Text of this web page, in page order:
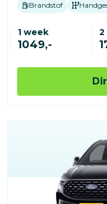
Brandstof
1 week
1049,-
2